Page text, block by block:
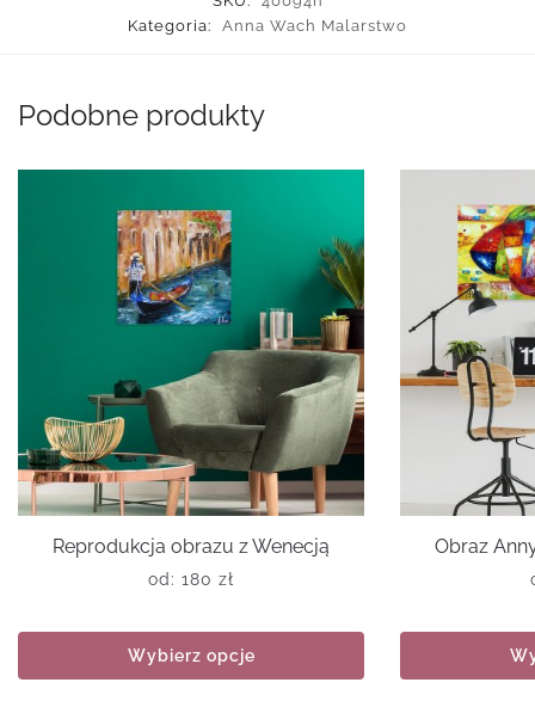
Kategoria:
Anna Wach Malarstwo
Podobne produkty
Reprodukcja obrazu z Wenecją
od: 180 zł
Wybierz opcje
Obraz